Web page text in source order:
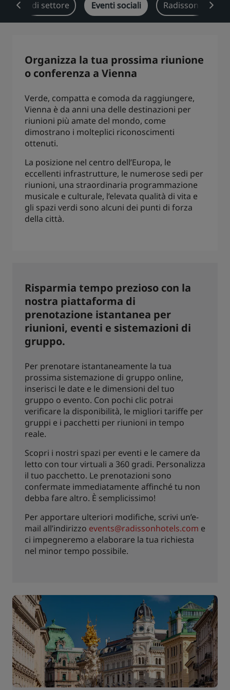
Park Plaza Park Inn by Radisson
Prize by Radisson
Marchi affiliati in Cina
Jin Jiang
Kunlun Golden Tulip
Visita il nostro blog
di settore Eventi sociali Radisson
Organizza la tua prossima riunione
o conferenza a Vienna
Verde, compatta e comoda da raggiungere,
Vienna è da anni una delle destinazioni per
riunioni più amate del mondo, come
dimostrano i molteplici riconoscimenti
ottenuti.
La posizione nel centro dell’Europa, le
eccellenti infrastrutture, le numerose sedi per
riunioni, una straordinaria programmazione
musicale e culturale, l’elevata qualità di vita e
gli spazi verdi sono alcuni dei punti di forza
della città.
Risparmia tempo prezioso con la
nostra piattaforma di
prenotazione istantanea per
riunioni, eventi e sistemazioni di
gruppo.
Per prenotare istantaneamente la tua
prossima sistemazione di gruppo online,
inserisci le date e le dimensioni del tuo
gruppo o evento. Con pochi clic potrai
verificare la disponibilità, le migliori tariffe per
gruppi e i pacchetti per riunioni in tempo
reale.
Scopri i nostri spazi per eventi e le camere da
letto con tour virtuali a 360 gradi. Personalizza
il tuo pacchetto. Le prenotazioni sono
confermate immediatamente affinché tu non
debba fare altro. È semplicissimo!
Per apportare ulteriori modifiche, scrivi un’e-
mail all’indirizzo events@radissonhotels.com e
ci impegneremo a elaborare la tua richiesta
nel minor tempo possibile.